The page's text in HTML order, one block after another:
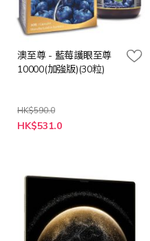
澳至尊 - 藍莓護眼至尊
10000(加強版)(30粒)
HK$590.0
特
殊
HK$531.0